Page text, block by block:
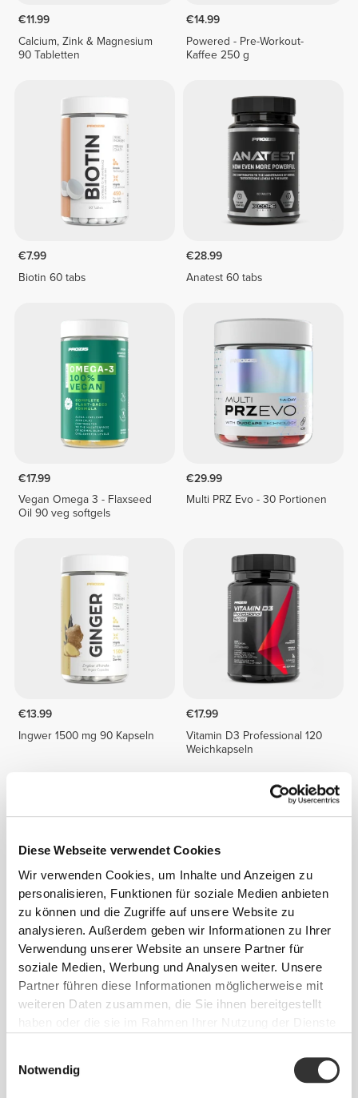
Diese Webseite verwendet Cookies
Wir verwenden Cookies, um Inhalte und Anzeigen zu
personalisieren, Funktionen für soziale Medien anbieten
zu können und die Zugriffe auf unsere Website zu
analysieren. Außerdem geben wir Informationen zu Ihrer
Verwendung unserer Website an unsere Partner für
soziale Medien, Werbung und Analysen weiter. Unsere
Partner führen diese Informationen möglicherweise mit
weiteren Daten zusammen, die Sie ihnen bereitgestellt
Notwendig
€11.99
Calcium, Zink & Magnesium
90 Tabletten
€14.99
Powered - Pre-Workout-
Kaffee 250 g
€7.99
Biotin 60 tabs
€28.99
Anatest 60 tabs
€17.99
Vegan Omega 3 - Flaxseed
Oil 90 veg softgels
€29.99
Multi PRZ Evo - 30 Portionen
€13.99
Ingwer 1500 mg 90 Kapseln
€17.99
Vitamin D3 Professional 120
Weichkapseln
€9.99
B Complex 90 tabs
€19.99
Multi PRZ Professional 120
caps